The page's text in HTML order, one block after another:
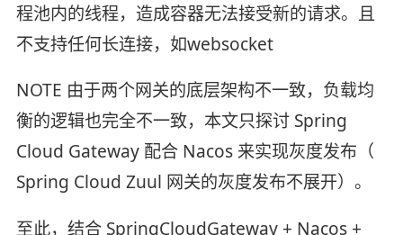
程池内的线程，造成容器无法接受新的请求。且
不支持任何长连接，如websocket
NOTE 由于两个网关的底层架构不一致，负载均
衡的逻辑也完全不一致，本文只探讨 Spring
Cloud Gateway 配合 Nacos 来实现灰度发布（
Spring Cloud Zuul 网关的灰度发布不展开）。
至此，结合 SpringCloudGateway + Nacos +